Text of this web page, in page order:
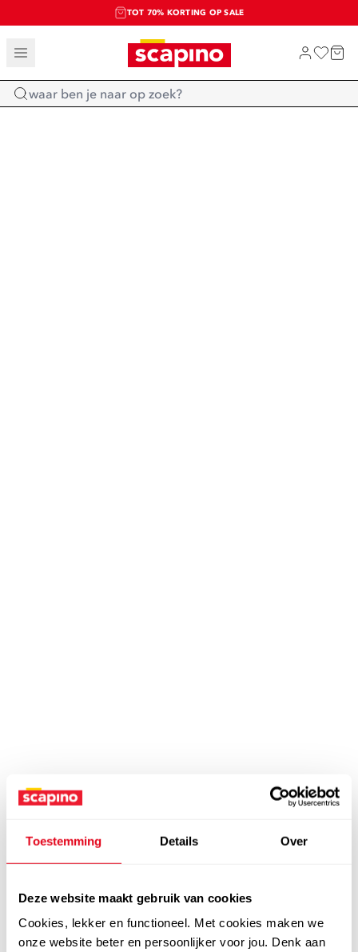
Toestemming Details Over
Deze website maakt gebruik van cookies
Cookies, lekker en functioneel. Met cookies maken we
onze website beter en persoonlijker voor jou. Denk aan
TOT 70% KORTING OP SALE
SALE: LAATSTE KANS!
SHOP NIEUW
Home